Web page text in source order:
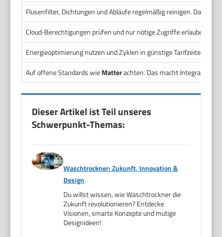
Flusenfilter, Dichtungen und Abläufe regelmäßig reinigen. Das
Cloud‑Berechtigungen prüfen und nur nötige Zugriffe erlauben.
Energieoptimierung nutzen und Zyklen in günstige Tarifzeiten
Auf offene Standards wieMatterachten. Das macht Integration
Dieser Artikel ist Teil unseres
Schwerpunkt-Themas:
Waschtrockner: Zukunft, Innovation &
Design
Du willst wissen, wie Waschtrockner die
Zukunft revolutionieren? Entdecke
Visionen, smarte Konzepte und mutige
Designideen!